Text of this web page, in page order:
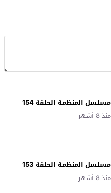
مسلسل المنظمة الحلقة 154
منذ 8 أشهر
مسلسل المنظمة الحلقة 153
منذ 8 أشهر